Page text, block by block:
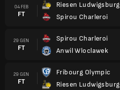
04 FEB
FT
Riesen Ludwigsburg
Spirou Charleroi
29 GEN
FT
Spirou Charleroi
Anwil Wloclawek
29 GEN
FT
Fribourg Olympic
Riesen Ludwigsburg